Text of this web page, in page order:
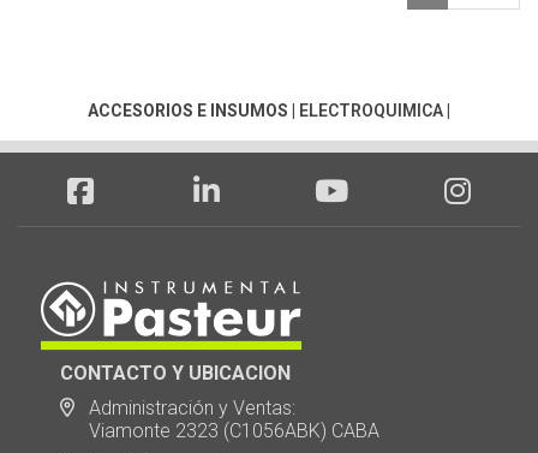
ACCESORIOS E INSUMOS ELECTROQUIMICA
CONTACTO Y UBICACION
Administración y Ventas:
Viamonte 2323 (C1056ABK) CABA